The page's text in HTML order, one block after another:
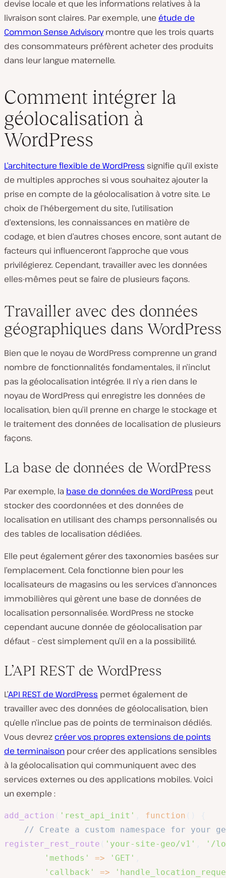
devise locale et que les informations relatives à la
livraison sont claires. Par exemple, une étude de
Common Sense Advisorymontre que les trois quarts
des consommateurs préfèrent acheter des produits
dans leur langue maternelle.
Comment intégrer la
géolocalisation à
WordPress
L’architecture flexible de WordPress signifie qu’il existe
de multiples approches si vous souhaitez ajouter la
prise en compte de la géolocalisation à votre site. Le
choix de l’hébergement du site, l’utilisation
d’extensions, les connaissances en matière de
codage, et bien d’autres choses encore, sont autant de
facteurs qui influenceront l’approche que vous
privilégierez. Cependant, travailler avec les données
elles-mêmes peut se faire de plusieurs façons.
Travailler avec des données
géographiques dans WordPress
Bien que le noyau de WordPress comprenne un grand
nombre de fonctionnalités fondamentales, il n’inclut
pas la géolocalisation intégrée. Il n’y a rien dans le
noyau de WordPress qui enregistre les données de
localisation, bien qu’il prenne en charge le stockage et
le traitement des données de localisation de plusieurs
façons.
La base de données de WordPress
Par exemple, la base de données de WordPress peut
stocker des coordonnées et des données de
localisation en utilisant des champs personnalisés ou
des tables de localisation dédiées.
Elle peut également gérer des taxonomies basées sur
l’emplacement. Cela fonctionne bien pour les
localisateurs de magasins ou les services d’annonces
immobilières qui gèrent une base de données de
localisation personnalisée. WordPress ne stocke
cependant aucune donnée de géolocalisation par
défaut – c’est simplement qu’il en a la possibilité.
L’API REST de WordPress
L’API REST de WordPress permet également de
travailler avec des données de géolocalisation, bien
qu’elle n’inclue pas de points de terminaison dédiés.
Vous devrez créer vos propres extensions de points
de terminaison pour créer des applications sensibles
à la géolocalisation qui communiquent avec des
services externes ou des applications mobiles. Voici
un exemple :
add_action 'rest_api_init' function
// Create a custom namespace for your
register_rest_route
'your-site-geo/v1'
'/
'methods'
=> 'GET'
'callback'
=>